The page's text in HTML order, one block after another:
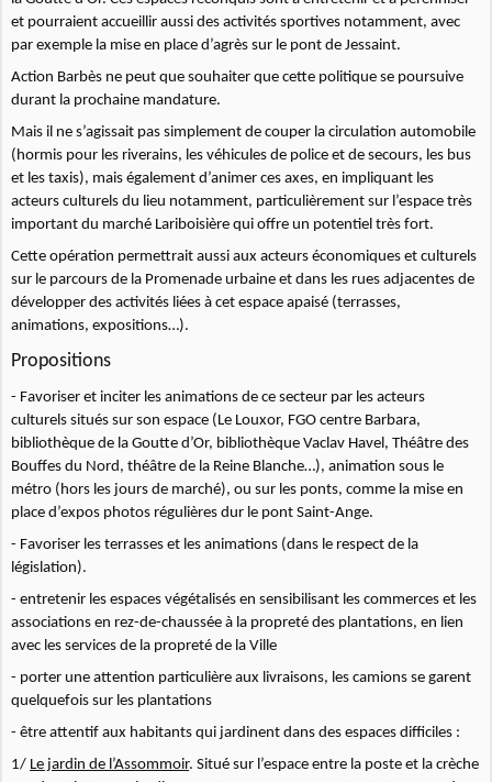
et pourraient accueillir aussi des activités sportives notamment, avec
par exemple la mise en place d’agrès sur le pont de Jessaint.
Action Barbès ne peut que souhaiter que cette politique se poursuive
durant la prochaine mandature.
Mais il ne s’agissait pas simplement de couper la circulation automobile
(hormis pour les riverains, les véhicules de police et de secours, les bus
et les taxis), mais également d’animer ces axes, en impliquant les
acteurs culturels du lieu notamment, particulièrement sur l’espace très
important du marché Lariboisière qui offre un potentiel très fort.
Cette opération permettrait aussi aux acteurs économiques et culturels
sur le parcours de la Promenade urbaine et dans les rues adjacentes de
développer des activités liées à cet espace apaisé (terrasses,
animations, expositions…).
Propositions
- Favoriser et inciter les animations de ce secteur par les acteurs
culturels situés sur son espace (Le Louxor, FGO centre Barbara,
bibliothèque de la Goutte d’Or, bibliothèque Vaclav Havel, Théâtre des
Bouffes du Nord, théâtre de la Reine Blanche…), animation sous le
métro (hors les jours de marché), ou sur les ponts, comme la mise en
place d’expos photos régulières dur le pont Saint-Ange.
- Favoriser les terrasses et les animations (dans le respect de la
législation).
- entretenir les espaces végétalisés en sensibilisant les commerces et les
associations en rez-de-chaussée à la propreté des plantations, en lien
avec les services de la propreté de la Ville
- porter une attention particulière aux livraisons, les camions se garent
quelquefois sur les plantations
- être attentif aux habitants qui jardinent dans des espaces difficiles :
1/ Le jardin de l’Assommoir. Situé sur l’espace entre la poste et la crèche